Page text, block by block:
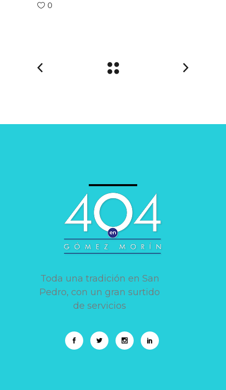
0
Toda una tradición en San
Pedro, con un gran surtido
de servicios